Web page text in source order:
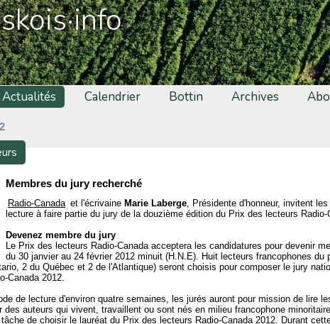
Actualités Calendrier Bottin Archives
Membres du jury recherché
Radio-Canada et l'écrivaine Marie Laberge, Présidente d'honneur, invitent
lecture à faire partie du jury de la douzième édition du Prix des lecteurs Radio-
Devenez membre du jury
Le Prix des lecteurs Radio-Canada acceptera les candidatures pour devenir
du 30 janvier au 24 février 2012 minuit (H.N.E). Huit lecteurs francophones du
2 du Québec et 2 de l'Atlantique) seront choisis pour composer le jury
Canada 2012.
de lecture d'environ quatre semaines, les jurés auront pour mission de lire
des auteurs qui vivent, travaillent ou sont nés en milieu francophone
de choisir le lauréat du Prix des lecteurs Radio-Canada 2012. Durant